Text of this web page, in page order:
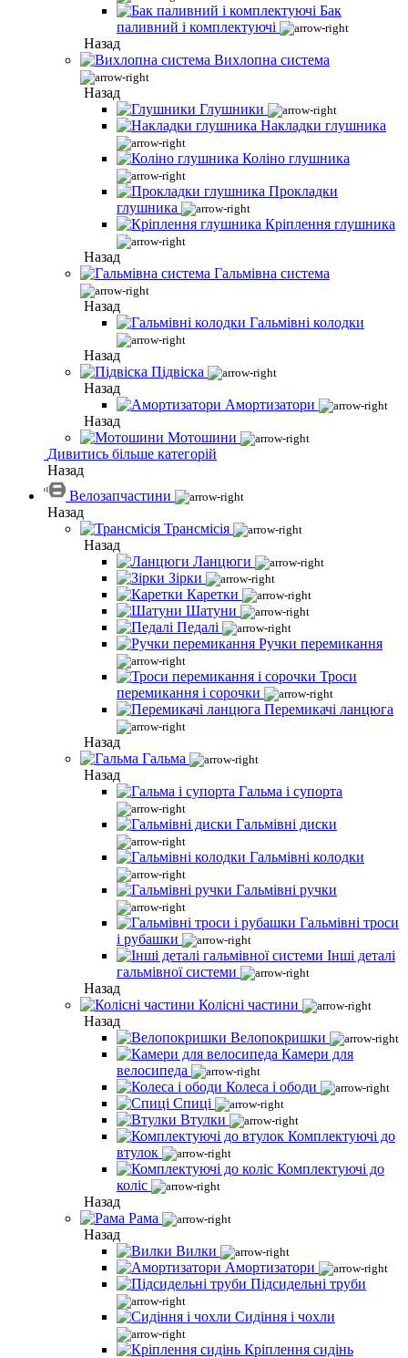
Бак
паливний і комплектуючі
Назад
Вихлопна система
Назад
Глушники
Накладки глушника
Коліно глушника
Прокладки
глушника
Кріплення глушника
Назад
Гальмівна система
Назад
Гальмівні колодки
Назад
Підвіска
Назад
Амортизатори
Назад
Мотошини
Дивитись більше категорій
Назад
Велозапчастини
Назад
Трансмісія
Назад
Ланцюги
Зірки
Каретки
Шатуни
Педалі
Ручки перемикання
Троси
перемикання і сорочки
Перемикачі ланцюга
Назад
Гальма
Назад
Гальма і супорта
Гальмівні диски
Гальмівні колодки
Гальмівні ручки
Гальмівні троси
і рубашки
Інші деталі
гальмівної системи
Назад
Колісні частини
Назад
Велопокришки
Камери для
велосипеда
Колеса і ободи
Спиці
Втулки
Комплектуючі до
втулок
Комплектуючі до
коліс
Назад
Рама
Назад
Вилки
Амортизатори
Підсидельні труби
Сидіння і чохли
Кріплення сидінь